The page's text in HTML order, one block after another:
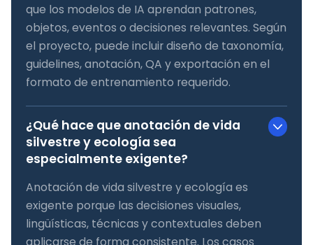
que los modelos de IA aprendan patrones,
objetos, eventos o decisiones relevantes. Según
el proyecto, puede incluir diseño de taxonomía,
guidelines, anotación, QA y exportación en el
formato de entrenamiento requerido.
¿Qué hace que anotación de vida
silvestre y ecología sea
especialmente exigente?
Anotación de vida silvestre y ecología es
exigente porque las decisiones visuales,
lingüísticas, técnicas y contextuales deben